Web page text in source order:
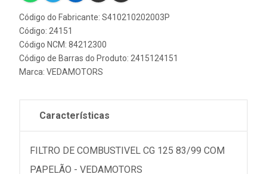
Código do Fabricante: S410210202003P
Código: 24151
Código NCM: 84212300
Código de Barras do Produto: 2415124151
Marca: VEDAMOTORS
Características
FILTRO DE COMBUSTIVEL CG 125 83/99 COM
PAPELÃO - VEDAMOTORS